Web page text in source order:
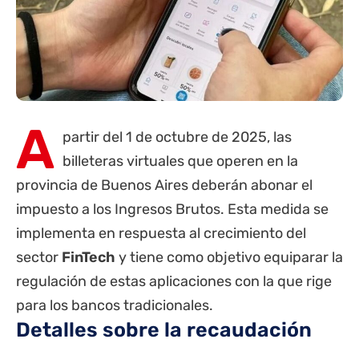
A partir del 1 de octubre de 2025, las
billeteras virtuales que operen en la
provincia de Buenos Aires deberán abonar el
impuesto a los Ingresos Brutos. Esta medida se
implementa en respuesta al crecimiento del
sector FinTech y tiene como objetivo equiparar la
regulación de estas aplicaciones con la que rige
para los bancos tradicionales.
Detalles sobre la recaudación